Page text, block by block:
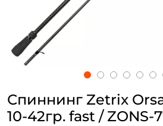
Спиннинг Zetrix
10-42гр. fast / ZONS-